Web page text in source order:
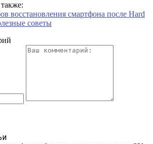
восстановления смартфона после Hard
советы